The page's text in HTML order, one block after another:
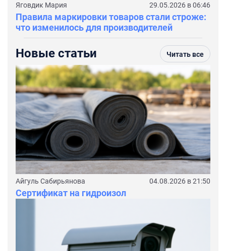
Яговдик Мария 29.05.2026 в 06:46
Правила маркировки товаров стали строже:
что изменилось для производителей
Новые статьи Читать все
Айгуль Сабирьянова 04.08.2026 в 21:50
Сертификат на гидроизол